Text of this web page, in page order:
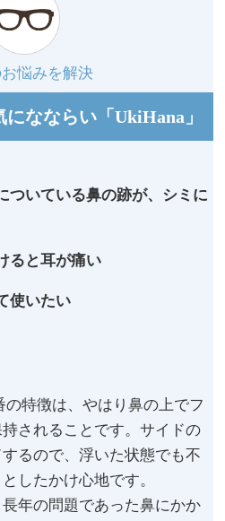
悩みを解決
なならい「UkiHana」
ついている鼻の跡が、シミに
ると耳が痛い
使いたい
特徴は、やはり鼻の上でフ
されることです。サイドの
るので、浮いた状態でも不
したかけ心地です。
年の問題であった鼻にかか